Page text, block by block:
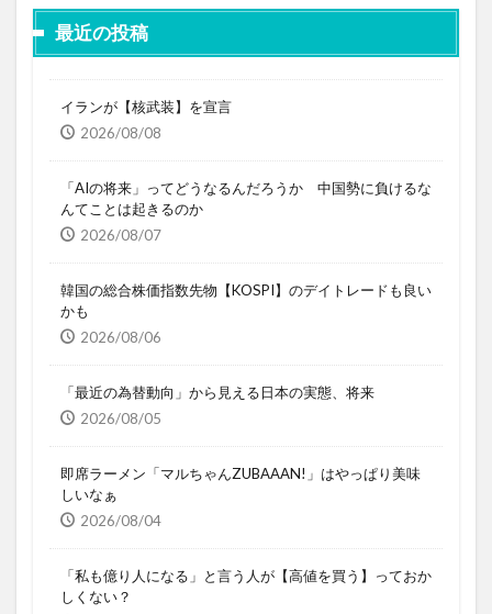
最近の投稿
イランが【核武装】を宣言
2026/08/08
「AIの将来」ってどうなるんだろうか 中国勢に負けるな
んてことは起きるのか
2026/08/07
韓国の総合株価指数先物【KOSPI】のデイトレードも良い
かも
2026/08/06
「最近の為替動向」から見える日本の実態、将来
2026/08/05
即席ラーメン「マルちゃんZUBAAAN!」はやっぱり美味
しいなぁ
2026/08/04
「私も億り人になる」と言う人が【高値を買う】っておか
しくない？